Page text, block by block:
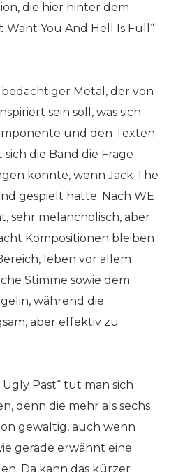
die hier hinter dem
Want You And Hell Is Full“
Metal, der von
sein soll, was sich
und den Texten
die Band die Frage
könnte, wenn Jack The
gespielt hätte. Nach WE
sehr melancholisch, aber
Kompositionen bleiben
leben vor allem
Stimme sowie dem
während die
aber effektiv zu
Past“ tut man sich
denn die mehr als sechs
gewaltig, auch wenn
gerade erwähnt eine
Da kann das kürzer